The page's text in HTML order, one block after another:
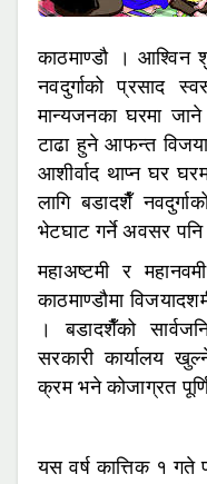
काठमाण्डौ । आश्विन
नवदुर्गाको प्रसाद
मान्यजनका घरमा
टाढा हुने आफन्त
आशीर्वाद थाप्न घर
लागि बडादशैँ
भेटघाट गर्ने अवसर पनि
महाअष्टमी र
काठमाण्डौमा
। बडादशैँको
सरकारी कार्यालय
क्रम भने कोजाग्रत
यस वर्ष कात्तिक १ गते